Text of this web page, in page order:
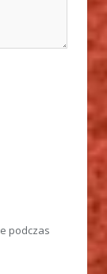
podczas